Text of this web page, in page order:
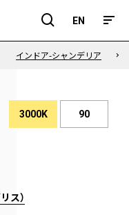
EN
EN
インドア-シャンデリア
3000K 演
色
90
ス）